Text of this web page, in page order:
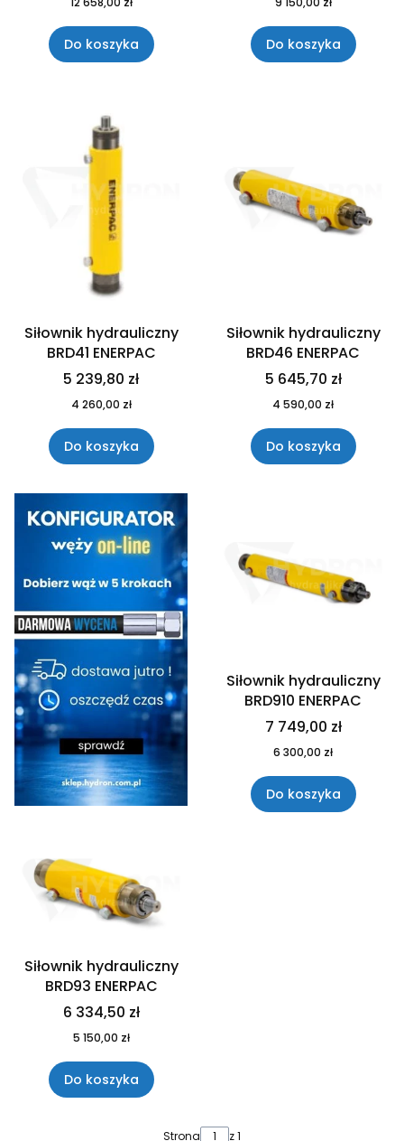
Do koszyka Do koszyka
Siłownik hydrauliczny
BRD41 ENERPAC
5 239,80 zł
4 260,00 zł
Do koszyka
Siłownik hydrauliczny
BRD46 ENERPAC
5 645,70 zł
4 590,00 zł
Do koszyka
Siłownik hydrauliczny
BRD910 ENERPAC
7 749,00 zł
6 300,00 zł
Do koszyka
Siłownik hydrauliczny
BRD93 ENERPAC
6 334,50 zł
5 150,00 zł
Do koszyka
Strona z 1